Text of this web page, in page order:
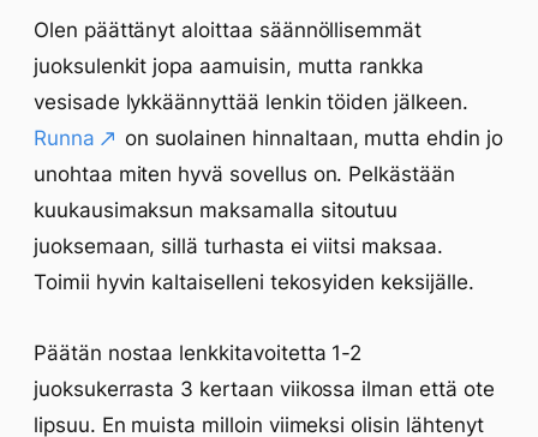
Olen päättänyt aloittaa säännöllisemmät
juoksulenkit jopa aamuisin, mutta rankka
vesisade lykkäännyttää lenkin töiden jälkeen.
Runna
on suolainen hinnaltaan, mutta ehdin jo
unohtaa miten hyvä sovellus on. Pelkästään
kuukausimaksun maksamalla sitoutuu
juoksemaan, sillä turhasta ei viitsi maksaa.
Toimii hyvin kaltaiselleni tekosyiden keksijälle.
Päätän nostaa lenkkitavoitetta 1-2
juoksukerrasta 3 kertaan viikossa ilman että ote
lipsuu. En muista milloin viimeksi olisin lähtenyt